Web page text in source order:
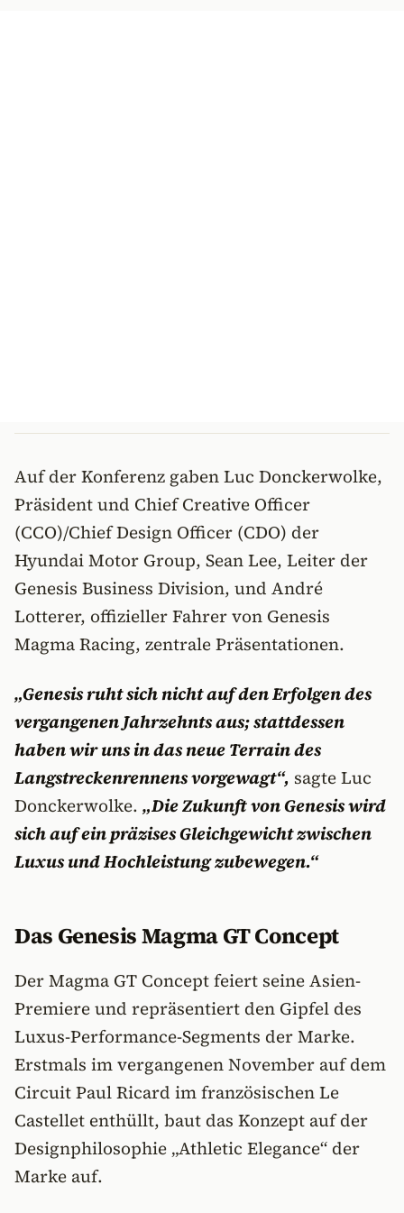
Auf der Konferenz gaben Luc Donckerwolke,
Präsident und Chief Creative Officer
(CCO)/Chief Design Officer (CDO) der
Hyundai Motor Group, Sean Lee, Leiter der
Genesis Business Division, und André
Lotterer, offizieller Fahrer von Genesis
Magma Racing, zentrale Präsentationen.
„Genesis ruht sich nicht auf den Erfolgen des
vergangenen Jahrzehnts aus; stattdessen
haben wir uns in das neue Terrain des
Langstreckenrennens vorgewagt“, sagte Luc
Donckerwolke. „Die Zukunft von Genesis wird
sich auf ein präzises Gleichgewicht zwischen
Luxus und Hochleistung zubewegen.“
Das Genesis Magma GT Concept
Der Magma GT Concept feiert seine Asien-
Premiere und repräsentiert den Gipfel des
Luxus-Performance-Segments der Marke.
Erstmals im vergangenen November auf dem
Circuit Paul Ricard im französischen Le
Castellet enthüllt, baut das Konzept auf der
Designphilosophie „Athletic Elegance“ der
Marke auf.